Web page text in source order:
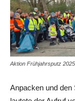
Aktion Frühjahrsputz
Anpacken und den